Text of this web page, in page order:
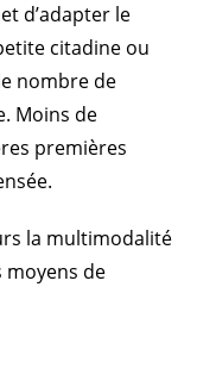
d’adapter le
citadine ou
nombre de
Moins de
premières
la multimodalité
moyens de